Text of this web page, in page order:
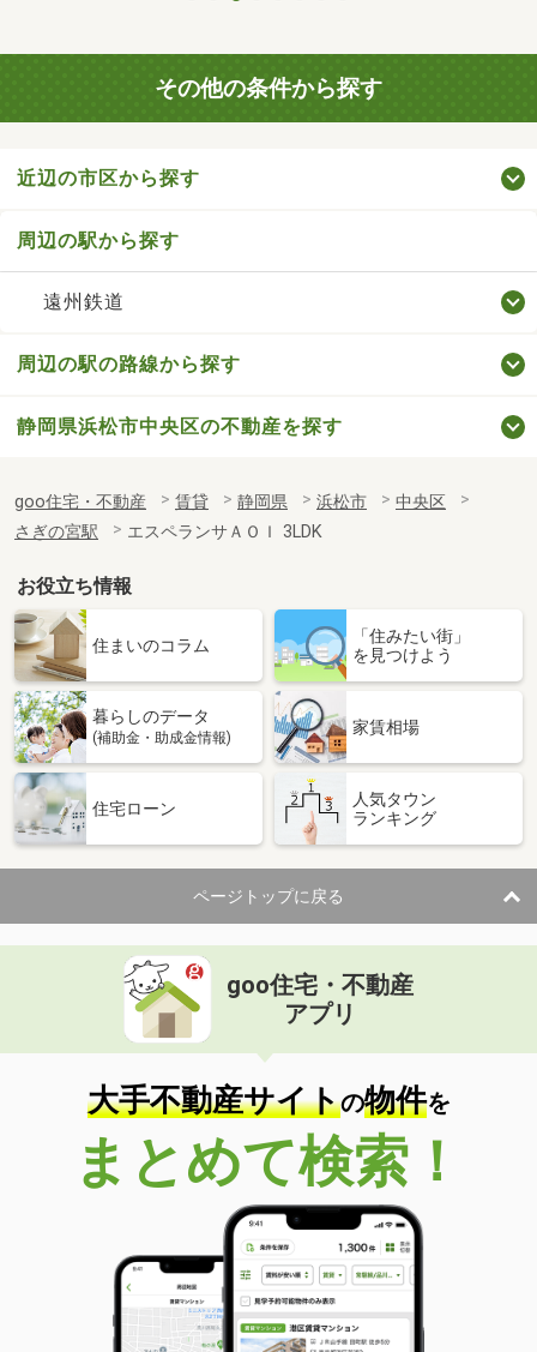
その他の条件から探す
近辺の市区から探す
周辺の駅から探す
遠州鉄道
周辺の駅の路線から探す
静岡県浜松市中央区の不動産を探す
goo住宅・不動産 賃貸 静岡県 浜松市
中央区
さぎの宮駅
エスペランサＡＯＩ 3LDK
お役立ち情報
住まいのコラム
「住みたい街」
を見つけよう
暮らしのデータ
(補助金・助成金情報)
家賃相場
住宅ローン
人気タウン
ランキング
ページトップに戻る
goo住宅・不動産
アプリ
大手不動産サイトの物件を
まとめて検索！